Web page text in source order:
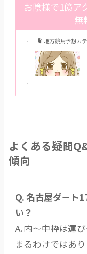
お陰様で1億ア
無
地方競馬予想カ
よくある疑問
傾向
Q. 名古屋ダート
い？
A. 内〜中枠は運
まるわけではあ